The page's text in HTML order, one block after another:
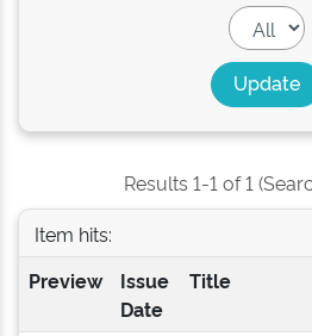
Results 1-1 of 1
Item hits:
Preview
Issue
Date
Title